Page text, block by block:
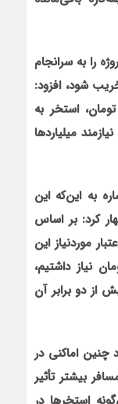
را به سرانجام
شود، افزود:
استخر به
میلیاردها
به این‌که این
کرد: بر اساس
موردنیاز این
18 میلیارد تومان نیاز داشتیم،
از دو برابر آن
چنین اماکنی در
بیشتر تأثیر